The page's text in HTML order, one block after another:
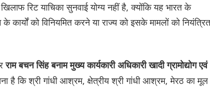
रिट याचिका सुनवाई योग्य नहीं है, क्योंकि यह भारत के
को विनियमित करने या राज्य को इसके मामलों को नियंत्रित
राम बचन सिंह बनाम मुख्य कार्यकारी अधिकारी खादी ग्रामोद्योग एवं
है कि श्री गांधी आश्रम, क्षेत्रीय श्री गांधी आश्रम, मेरठ का मूल